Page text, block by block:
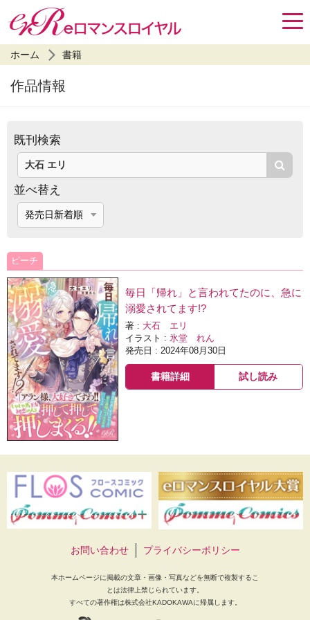
ホーム 書籍
作品情報
既刊検索
並べ替え
ピーチ
毎日「帰れ」と言われてたのに、急に
溺愛されてます!?
著 : 大石 エリ
イラスト : 氷堂 れん
発売日 : 2024年08月30日
書籍詳細 試し読み
お問い合わせ プライバシーポリシー
本ホームページに掲載の文章・画像・写真などを無断で複製するこ
とは法律上禁じられています。
すべての著作権は株式会社KADOKAWAに帰属します。